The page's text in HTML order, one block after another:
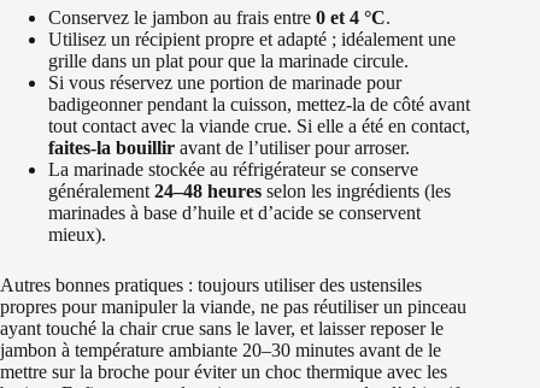
Conservez le jambon au frais entre 0 et 4 °C.
Utilisez un récipient propre et adapté ; idéalement une
grille dans un plat pour que la marinade circule.
Si vous réservez une portion de marinade pour
badigeonner pendant la cuisson, mettez-la de côté avant
tout contact avec la viande crue. Si elle a été en contact,
faites-la bouillir avant de l’utiliser pour arroser.
La marinade stockée au réfrigérateur se conserve
généralement 24–48 heures selon les ingrédients (les
marinades à base d’huile et d’acide se conservent
mieux).
Autres bonnes pratiques : toujours utiliser des ustensiles
propres pour manipuler la viande, ne pas réutiliser un pinceau
ayant touché la chair crue sans le laver, et laisser reposer le
jambon à température ambiante 20–30 minutes avant de le
mettre sur la broche pour éviter un choc thermique avec les